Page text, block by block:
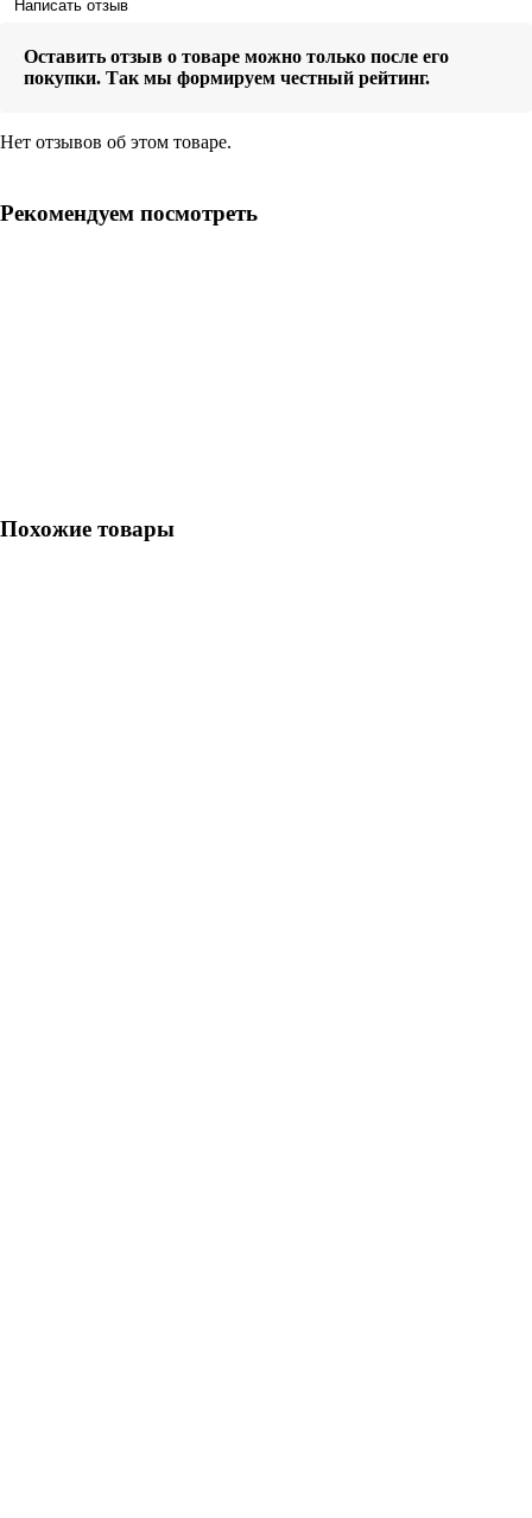
Написать отзыв
Оставить отзыв о товаре можно только после его
покупки. Так мы формируем честный рейтинг.
Нет отзывов об этом товаре.
Рекомендуем посмотреть
Похожие товары